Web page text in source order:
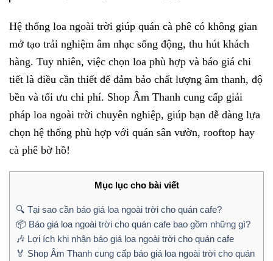
Hệ thống loa ngoài trời giúp quán cà phê có không gian
mở tạo trải nghiệm âm nhạc sống động, thu hút khách
hàng. Tuy nhiên, việc chọn loa phù hợp và báo giá chi
tiết là điều cần thiết để đảm bảo chất lượng âm thanh, độ
bền và tối ưu chi phí. Shop Âm Thanh cung cấp giải
pháp loa ngoài trời chuyên nghiệp, giúp bạn dễ dàng lựa
chọn hệ thống phù hợp với quán sân vườn, rooftop hay
cà phê bờ hồ!
Mục lục cho bài viết
🔍 Tại sao cần báo giá loa ngoài trời cho quán cafe?
📦 Báo giá loa ngoài trời cho quán cafe bao gồm những gì?
🎶 Lợi ích khi nhận báo giá loa ngoài trời cho quán cafe
🏅 Shop Âm Thanh cung cấp báo giá loa ngoài trời cho quán